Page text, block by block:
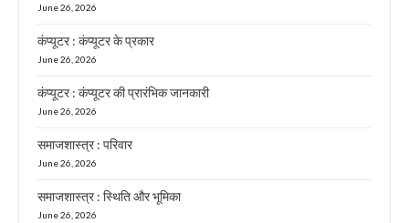
June 26, 2026
कंप्यूटर : कंप्यूटर के प्रकार
June 26, 2026
कंप्यूटर : कंप्यूटर की प्रारंभिक जानकारी
June 26, 2026
समाजशास्त्र : परिवार
June 26, 2026
समाजशास्त्र : स्थिति और भूमिका
June 26, 2026